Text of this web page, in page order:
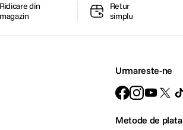
Ridicare din
magazin
Retur
simplu
Urmareste-ne
Metode de plata